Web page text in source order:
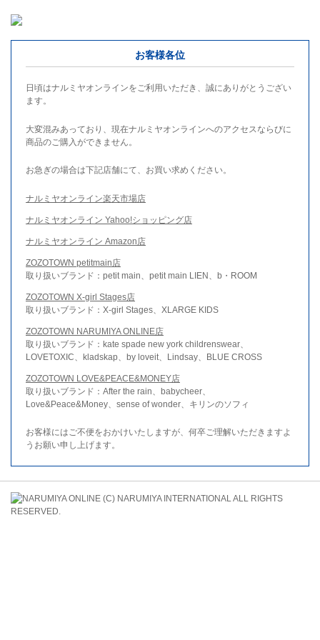
お客様各位
日頃はナルミヤオンラインをご利用いただき、誠にありがとうござい
ます。
大変混みあっており、現在ナルミヤオンラインへのアクセスならびに
商品のご購入ができません。
お急ぎの場合は下記店舗にて、お買い求めください。
ナルミヤオンライン楽天市場店
ナルミヤオンライン Yahoo!ショッピング店
ナルミヤオンライン Amazon店
ZOZOTOWN petitmain店
取り扱いブランド：petit main、petit main LIEN、b・ROOM
ZOZOTOWN X-girl Stages店
取り扱いブランド：X-girl Stages、XLARGE KIDS
ZOZOTOWN NARUMIYA ONLINE店
取り扱いブランド：kate spade new york childrenswear、
LOVETOXIC、kladskap、by loveit、Lindsay、BLUE CROSS
ZOZOTOWN LOVE&PEACE&MONEY店
取り扱いブランド：After the rain、babycheer、
Love&Peace&Money、sense of wonder、キリンのソフィ
お客様にはご不便をおかけいたしますが、何卒ご理解いただきますよ
うお願い申し上げます。